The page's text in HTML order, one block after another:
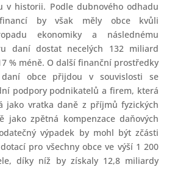
v historii. Podle dubnového odhadu
financí by však měly obce kvůli
ekonomiky a následnému
daní dostat necelých 132 miliard
% méně. O další finanční prostředky
obce přijdou v souvislosti se
podpory podnikatelů a firem, která
jako vratka daně z příjmů fyzických
jako zpětná kompenzace daňových
výpadek by mohl být zčásti
pro všechny obce ve výší 1 200
díky níž by získaly 12,8 miliardy